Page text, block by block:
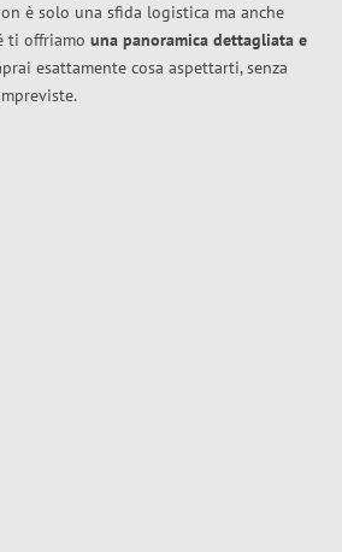
è solo una sfida logistica ma anche
ti offriamo una panoramica dettagliata e
esattamente cosa aspettarti, senza